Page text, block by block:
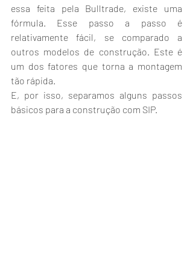
essa feita pela Bulltrade, existe uma
fórmula. Esse passo a passo é
relativamente fácil, se comparado a
outros modelos de construção. Este é
um dos fatores que torna a montagem
tão rápida.
E, por isso, separamos alguns passos
básicos para a construção com SIP.